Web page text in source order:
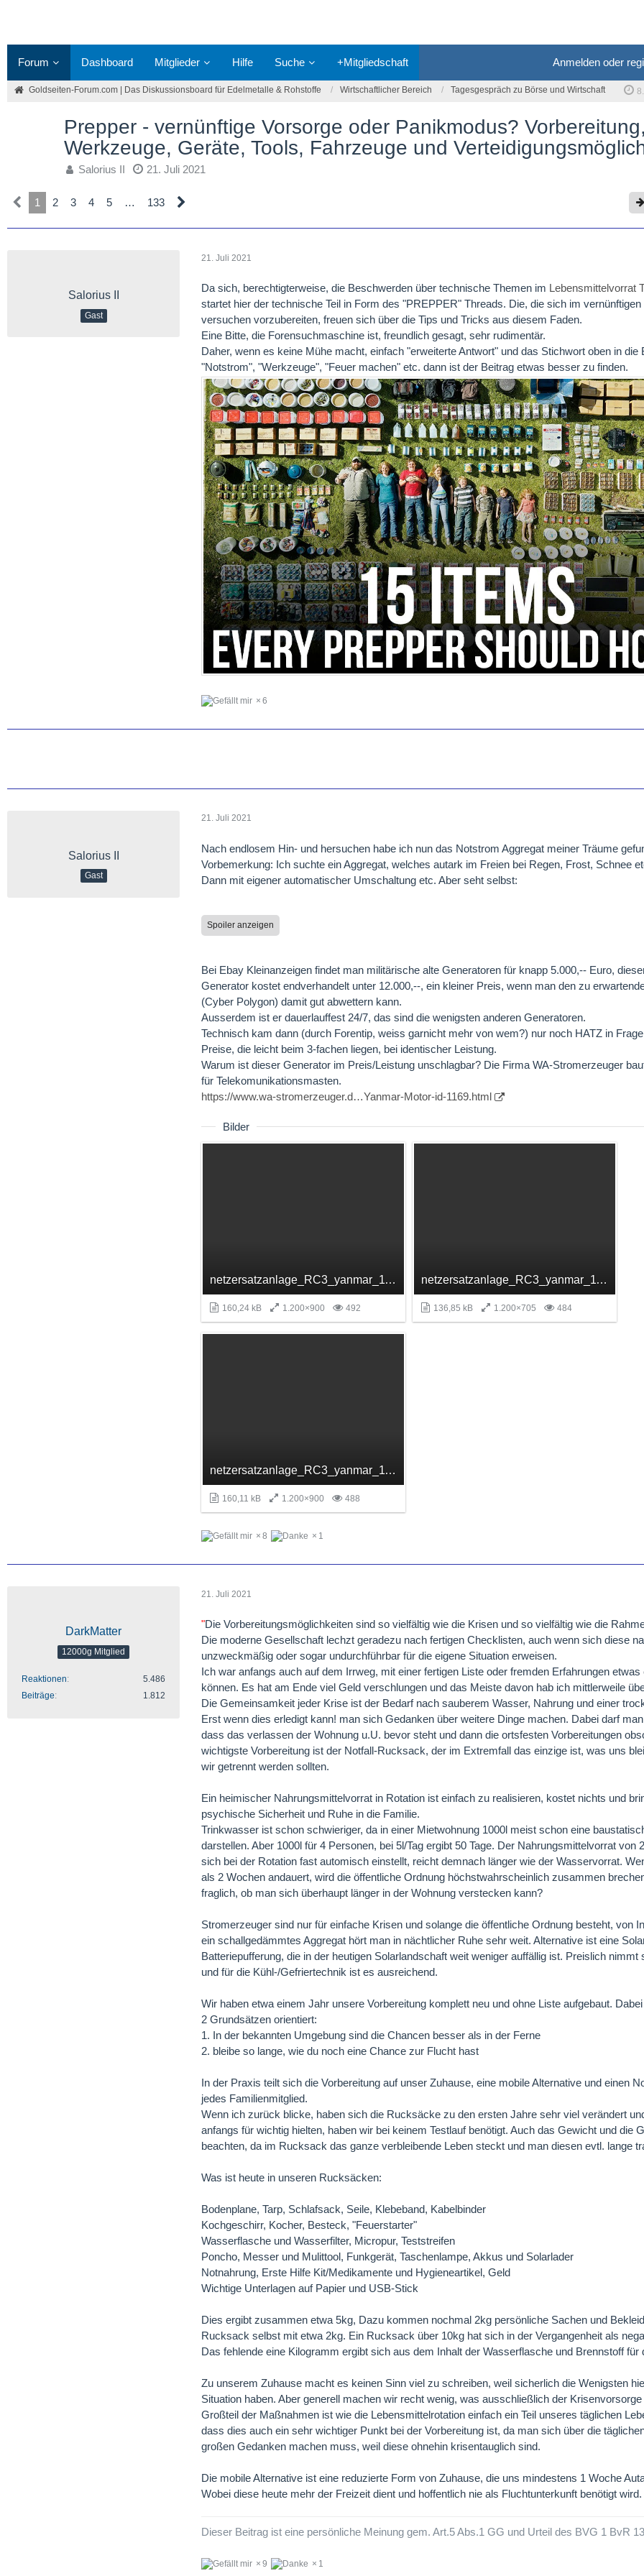
Forum Dashboard Mitglieder Hilfe Suche +Mitgliedschaft Anmelden oder
Goldseiten-Forum.com | Das Diskussionsboard für Edelmetalle & Rohstoffe Wirtschaftlicher Bereich Tagesgespräch zu Börse und Wirtschaft
Prepper - vernünftige Vorsorge oder Panikmodus?
Werkzeuge, Geräte, Tools, Fahrzeuge und
Salorius II 21. Juli 2021
1 2 3 4 5 … 133
Salorius II
Gast
21. Juli 2021
Da sich, berechtigterweise, die Beschwerden über technische Themen im Lebensmittelvorrat
startet hier der technische Teil in Form des "PREPPER" Threads. Die, die sich im
versuchen vorzubereiten, freuen sich über die Tips und Tricks aus diesem Faden.
Eine Bitte, die Forensuchmaschine ist, freundlich gesagt, sehr rudimentär.
Daher, wenn es keine Mühe macht, einfach "erweiterte Antwort" und das Stichwort oben in die
"Notstrom", "Werkzeuge", "Feuer machen" etc. dann ist der Beitrag etwas besser zu finden.
6
Salorius II
Gast
21. Juli 2021
Nach endlosem Hin- und hersuchen habe ich nun das Notstrom Aggregat meiner Träume
Vorbemerkung: Ich suchte ein Aggregat, welches autark im Freien bei Regen, Frost, Schnee
Dann mit eigener automatischer Umschaltung etc. Aber seht selbst:
Spoiler anzeigen
Bei Ebay Kleinanzeigen findet man militärische alte Generatoren für knapp 5.000,-- Euro,
Generator kostet endverhandelt unter 12.000,--, ein kleiner Preis, wenn man den zu
(Cyber Polygon) damit gut abwettern kann.
Ausserdem ist er dauerlauffest 24/7, das sind die wenigsten anderen Generatoren.
Technisch kam dann (durch Forentip, weiss garnicht mehr von wem?) nur noch HATZ in
Preise, die leicht beim 3-fachen liegen, bei identischer Leistung.
Warum ist dieser Generator im Preis/Leistung unschlagbar? Die Firma WA-Stromerzeuger
für Telekomunikationsmasten.
https://www.wa-stromerzeuger.d…Yanmar-Motor-id-1169.html
Bilder
netzersatzanlage_RC3_yanmar_1169_lzpd_55.JPG
160,24 kB 1.200×900 492
netzersatzanlage_RC3_yanmar_1169_lzpd_43.JPG
136,85 kB 1.200×705 484
netzersatzanlage_RC3_yanmar_1169_lzpd_49.JPG
160,11 kB 1.200×900 488
8 1
DarkMatter
12000g Mitglied
Reaktionen
5.486
Beiträge
1.812
21. Juli 2021
"Die Vorbereitungsmöglichkeiten sind so vielfältig wie die Krisen und so vielfältig wie die
Die moderne Gesellschaft lechzt geradezu nach fertigen Checklisten, auch wenn sich diese
unzweckmäßig oder sogar undurchführbar für die eigene Situation erweisen.
Ich war anfangs auch auf dem Irrweg, mit einer fertigen Liste oder fremden Erfahrungen etwas
können. Es hat am Ende viel Geld verschlungen und das Meiste davon hab ich mittlerweile
Die Gemeinsamkeit jeder Krise ist der Bedarf nach sauberem Wasser, Nahrung und einer
Erst wenn dies erledigt kann! man sich Gedanken über weitere Dinge machen. Dabei darf
dass das verlassen der Wohnung u.U. bevor steht und dann die ortsfesten Vorbereitungen
wichtigste Vorbereitung ist der Notfall-Rucksack, der im Extremfall das einzige ist, was uns
wir getrennt werden sollten.
Ein heimischer Nahrungsmittelvorrat in Rotation ist einfach zu realisieren, kostet nichts und
psychische Sicherheit und Ruhe in die Familie.
Trinkwasser ist schon schwieriger, da in einer Mietwohnung 1000l meist schon eine
darstellen. Aber 1000l für 4 Personen, bei 5l/Tag ergibt 50 Tage. Der Nahrungsmittelvorrat von
sich bei der Rotation fast automisch einstellt, reicht demnach länger wie der Wasservorrat.
als 2 Wochen andauert, wird die öffentliche Ordnung höchstwahrscheinlich zusammen
fraglich, ob man sich überhaupt länger in der Wohnung verstecken kann?
Stromerzeuger sind nur für einfache Krisen und solange die öffentliche Ordnung besteht, von
ein schallgedämmtes Aggregat hört man in nächtlicher Ruhe sehr weit. Alternative ist eine
Batteriepufferung, die in der heutigen Solarlandschaft weit weniger auffällig ist. Preislich nimmt
und für die Kühl-/Gefriertechnik ist es ausreichend.
Wir haben etwa einem Jahr unsere Vorbereitung komplett neu und ohne Liste aufgebaut.
2 Grundsätzen orientiert:
1. In der bekannten Umgebung sind die Chancen besser als in der Ferne
2. bleibe so lange, wie du noch eine Chance zur Flucht hast
In der Praxis teilt sich die Vorbereitung auf unser Zuhause, eine mobile Alternative und einen
jedes Familienmitglied.
Wenn ich zurück blicke, haben sich die Rucksäcke zu den ersten Jahre sehr viel verändert
anfangs für wichtig hielten, haben wir bei keinem Testlauf benötigt. Auch das Gewicht und die
beachten, da im Rucksack das ganze verbleibende Leben steckt und man diesen evtl. lange
Was ist heute in unseren Rucksäcken:
Bodenplane, Tarp, Schlafsack, Seile, Klebeband, Kabelbinder
Kochgeschirr, Kocher, Besteck, "Feuerstarter"
Wasserflasche und Wasserfilter, Micropur, Teststreifen
Poncho, Messer und Mulittool, Funkgerät, Taschenlampe, Akkus und Solarlader
Notnahrung, Erste Hilfe Kit/Medikamente und Hygieneartikel, Geld
Wichtige Unterlagen auf Papier und USB-Stick
Dies ergibt zusammen etwa 5kg, Dazu kommen nochmal 2kg persönliche Sachen und
Rucksack selbst mit etwa 2kg. Ein Rucksack über 10kg hat sich in der Vergangenheit als
Das fehlende eine Kilogramm ergibt sich aus dem Inhalt der Wasserflasche und Brennstoff für
Zu unserem Zuhause macht es keinen Sinn viel zu schreiben, weil sicherlich die Wenigsten
Situation haben. Aber generell machen wir recht wenig, was ausschließlich der
Großteil der Maßnahmen ist wie die Lebensmittelrotation einfach ein Teil unseres täglichen
dass dies auch ein sehr wichtiger Punkt bei der Vorbereitung ist, da man sich über die
großen Gedanken machen muss, weil diese ohnehin krisentauglich sind.
Die mobile Alternative ist eine reduzierte Form von Zuhause, die uns mindestens 1 Woche
Wobei diese heute mehr der Freizeit dient und hoffentlich nie als Fluchtunterkunft benötigt wird.
Dieser Beitrag ist eine persönliche Meinung gem. Art.5 Abs.1 GG und Urteil des BVG 1 BvR
9 1